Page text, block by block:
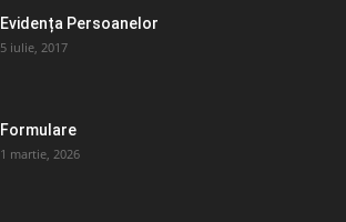
Evidența Persoanelor
5 iulie, 2017
Formulare
1 martie, 2026